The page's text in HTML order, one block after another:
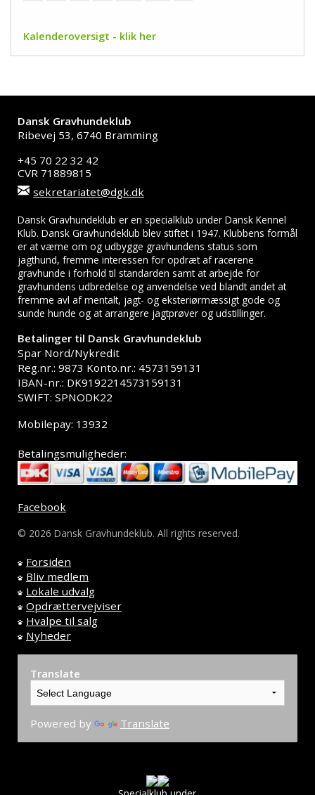
Kalenderoversigt - klik her
Dansk Gravhundeklub
Ribevej 53, 6740 Bramming
+45 70 22 32 42
CVR 71889815
sekretariatet@dgk.dk
Dansk Gravhundeklub er en specialklub under Dansk Kennel
Klub. Dansk Gravhundeklub blev stiftet i 1947. Klubbens formål
er at værne om og udbygge gravhundens status som
jagthund, fremme interessen for opdræt af racerene
gravhunde i forhold til standarden samt at arbejde for
gravhundens udbredelse og anvendelse ved blandt andet at
fremme avl af mentalt, jagt- og eksteriørmæssigt gode og
sunde hunde og at arrangere jagtprøver og udstillinger.
Betalinger til Dansk Gravhundeklub
Spar Nord/Nykredit
Reg.nr.: 9873 Konto.nr.: 4573159131
IBAN-nr.: DK9192214573159131
SWIFT: SPNODK22
Mobilepay: 13932
Betalingsmuligheder:
Facebook
© 2026 Dansk Gravhundeklub. All rights reserved.
Forsiden
Bliv medlem
Lokale udvalg
Opdrættervejviser
Hvalpe til salg
Nyheder
Translate
Powered by Translate